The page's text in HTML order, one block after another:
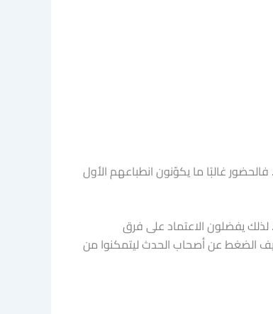
غالبًا ما يكوّنون انطباعهم الأول
لذلك يفضلون الاعتماد على فرق
الضغط عن أصحاب الحدث ليتمكنوا من